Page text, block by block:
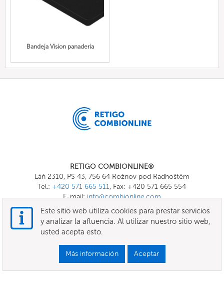
Bandeja Vision panaderia
RETIGO COMBIONLINE®
Láň 2310, PS 43, 756 64 Rožnov pod Radhoštěm
Tel.: +420 571 665 511, Fax: +420 571 665 554
E-mail:info@combionline.com
OnlineMenu
Términos Generales y Condiciones
Este sitio web utiliza cookies para prestar servicios
y analizar la afluencia. Al utilizar nuestro sitio web,
usted acepta esto.
Más información Aceptar